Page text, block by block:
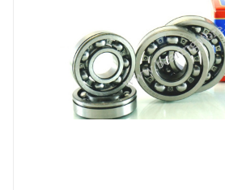
1701805,
50305
(Craft),
Rospod